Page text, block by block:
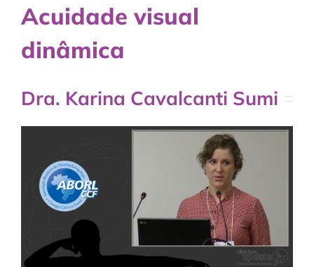
Acuidade visual
dinâmica
Dra. Karina Cavalcanti Sumi